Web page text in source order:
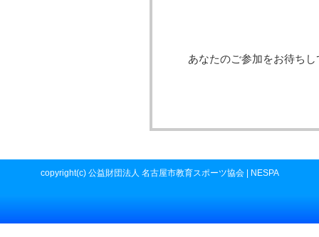
あなたのご参加をお待ち
copyright(c) 公益財団法人 名古屋市教育スポーツ協会 | NESPA